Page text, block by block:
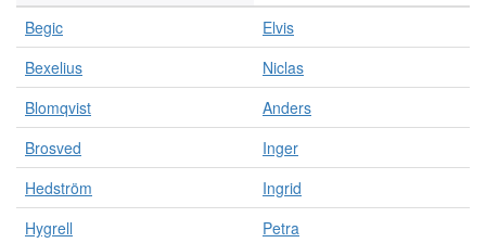
Begic
Elvis
Bexelius
Niclas
Blomqvist
Anders
Brosved
Inger
Hedström
Ingrid
Hygrell
Petra